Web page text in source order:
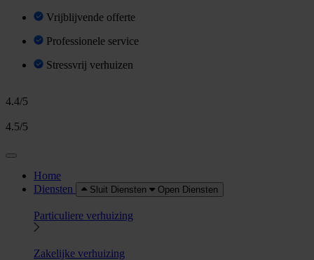
Vrijblijvende offerte
Professionele service
Stressvrij verhuizen
4.4/5
4.5/5
Home
Diensten
Sluit Diensten Open Diensten
Particuliere verhuizing
Zakelijke verhuizing